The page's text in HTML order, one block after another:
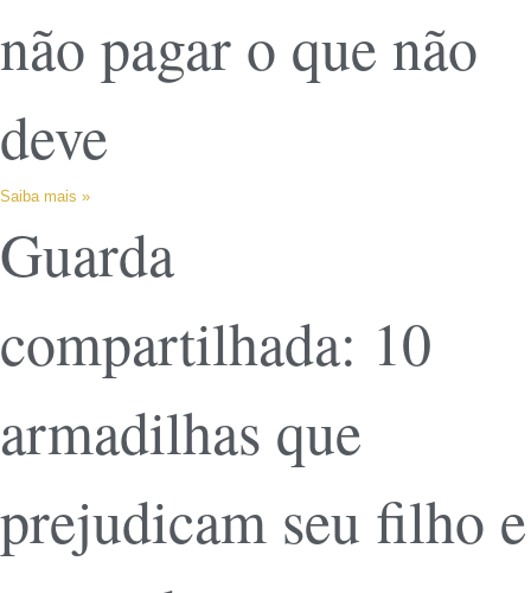
não pagar o que não
deve
Saiba mais »
Guarda
compartilhada: 10
armadilhas que
prejudicam seu filho e